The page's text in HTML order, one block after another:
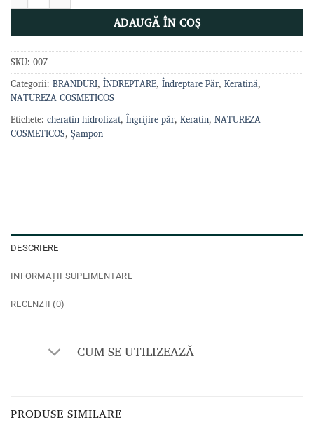
ADAUGĂ ÎN COȘ
SKU: 007
Categorii: BRANDURI, ÎNDREPTARE, Îndreptare Păr, Keratină,
NATUREZA COSMETICOS
Etichete: cheratin hidrolizat, Îngrijire păr, Keratin, NATUREZA
COSMETICOS, Șampon
DESCRIERE
INFORMAȚII SUPLIMENTARE
RECENZII (0)
CUM SE UTILIZEAZĂ
PRODUSE SIMILARE